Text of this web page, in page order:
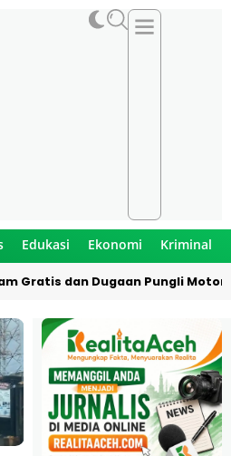
Edukasi Ekonomi Kriminal
Gratis dan Dugaan Pungli Motor